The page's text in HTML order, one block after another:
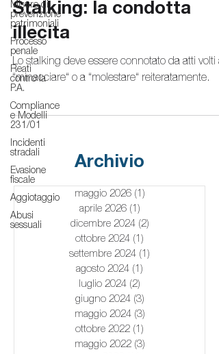
Misure di
prevenzione
patrimoniali
Processo
penale
Reati
contro la
P.A.
Compliance
e Modelli
231/01
Incidenti
stradali
Evasione
fiscale
Aggiotaggio
Abusi
sessuali
Stalking: la condotta
illecita
Lo stalking deve essere connotato da atti volti a
“minacciare“ o a “molestare“ reiteratamente.
Archivio
maggio 2026 (1)
aprile 2026 (1)
dicembre 2024 (2)
ottobre 2024 (1)
settembre 2024 (1)
agosto 2024 (1)
luglio 2024 (2)
giugno 2024 (3)
maggio 2024 (3)
ottobre 2022 (1)
maggio 2022 (3)